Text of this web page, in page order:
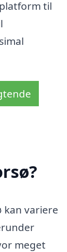
til
kan variere
meget